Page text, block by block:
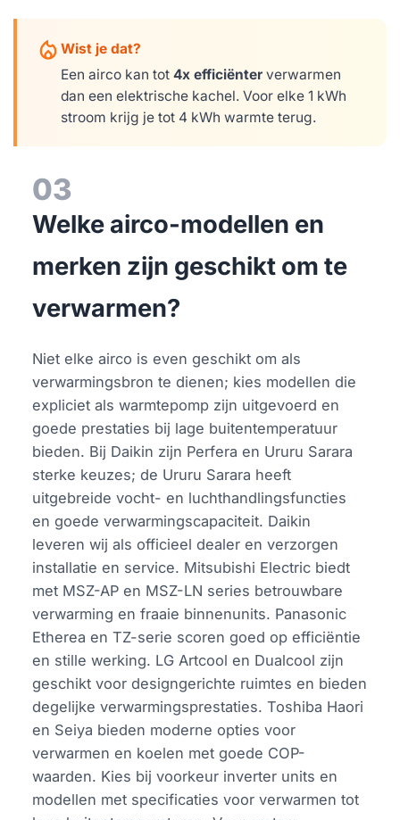
mode_heatWist je dat?
Een airco kan tot4x efficiënter verwarmen
dan een elektrische kachel. Voor elke 1 kWh
stroom krijg je tot 4 kWh warmte terug.
03
Welke airco-modellen en
merken zijn geschikt om te
verwarmen?
Niet elke airco is even geschikt om als
verwarmingsbron te dienen; kies modellen die
expliciet als warmtepomp zijn uitgevoerd en
goede prestaties bij lage buitentemperatuur
bieden. Bij Daikin zijn Perfera en Ururu Sarara
sterke keuzes; de Ururu Sarara heeft
uitgebreide vocht- en luchthandlingsfuncties
en goede verwarmingscapaciteit. Daikin
leveren wij als officieel dealer en verzorgen
installatie en service. Mitsubishi Electric biedt
met MSZ-AP en MSZ-LN series betrouwbare
verwarming en fraaie binnenunits. Panasonic
Etherea en TZ-serie scoren goed op efficiëntie
en stille werking. LG Artcool en Dualcool zijn
geschikt voor designgerichte ruimtes en bieden
degelijke verwarmingsprestaties. Toshiba Haori
en Seiya bieden moderne opties voor
verwarmen en koelen met goede COP-
waarden. Kies bij voorkeur inverter units en
modellen met specificaties voor verwarmen tot